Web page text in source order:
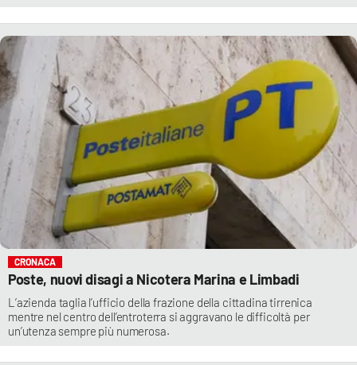
CRONACA
Poste, nuovi disagi a Nicotera Marina e Limbadi
L’azienda taglia l’ufficio della frazione della cittadina tirrenica
mentre nel centro dell’entroterra si aggravano le difficoltà per
un’utenza sempre più numerosa.